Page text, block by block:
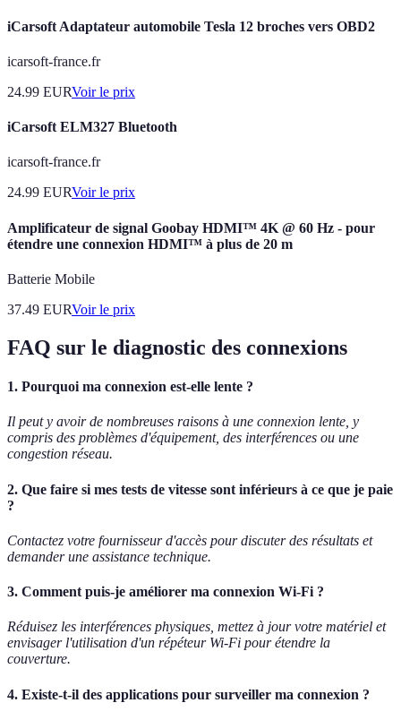
iCarsoft Adaptateur automobile Tesla 12 broches vers OBD2
icarsoft-france.fr
24.99 EURVoir le prix
iCarsoft ELM327 Bluetooth
icarsoft-france.fr
24.99 EURVoir le prix
Amplificateur de signal Goobay HDMI™ 4K @ 60 Hz - pour
étendre une connexion HDMI™ à plus de 20 m
Batterie Mobile
37.49 EURVoir le prix
FAQ sur le diagnostic des connexions
1. Pourquoi ma connexion est-elle lente ?
Il peut y avoir de nombreuses raisons à une connexion lente, y
compris des problèmes d'équipement, des interférences ou une
congestion réseau.
2. Que faire si mes tests de vitesse sont inférieurs à ce que je paie
?
Contactez votre fournisseur d'accès pour discuter des résultats et
demander une assistance technique.
3. Comment puis-je améliorer ma connexion Wi-Fi ?
Réduisez les interférences physiques, mettez à jour votre matériel et
envisager l'utilisation d'un répéteur Wi-Fi pour étendre la
couverture.
4. Existe-t-il des applications pour surveiller ma connexion ?